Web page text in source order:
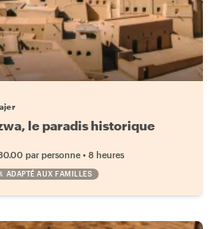
le paradis historique
par personne • 8 heures
ADAPTÉ AUX FAMILLES